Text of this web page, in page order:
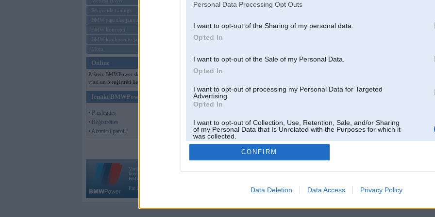
Personal Data Processing Opt Outs
I want to opt-out of the Sharing of my personal data.
Opted In
I want to opt-out of the Sale of my Personal Data.
Opted In
I want to opt-out of processing my Personal Data for Targeted
Advertising.
Opted In
I want to opt-out of Collection, Use, Retention, Sale, and/or Sharing
of my Personal Data that Is Unrelated with the Purposes for which it
was collected.
Opted Out
CONFIRM
Data Deletion Data Access Privacy Policy
Sērijveida tūnings
BMW pasaules jaunumi
BMW koncepti
BMW konkurentu jaunumi
Moto
Online
Pašreiz BMWPower skatās 152
viesi un 5 reģistrēti lietotāji.
Ienākt BMWPower
• Pieslēgties
• Reģistrēties
• Aizmirsi paroli?
Vortāls BMWPower.lv darbojas
kopš 2002. gada 14. maija. Tas nav auto klubs un nav saistīts ar
BMW AG.
Par BMWPower